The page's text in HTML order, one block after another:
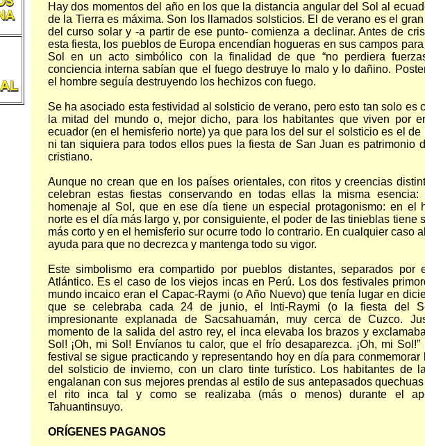
Hay dos momentos del año en los que la distancia angular del Sol al
de la Tierra es máxima. Son los llamados solsticios. El de verano es el
del curso solar y -a partir de ese punto- comienza a declinar. Antes de
esta fiesta, los pueblos de Europa encendían hogueras en sus campos para
Sol en un acto simbólico con la finalidad de que “no perdiera
conciencia interna sabían que el fuego destruye lo malo y lo dañino.
el hombre seguía destruyendo los hechizos con fuego.
Se ha asociado esta festividad al solsticio de verano, pero esto tan solo es
la mitad del mundo o, mejor dicho, para los habitantes que viven por
ecuador (en el hemisferio norte) ya que para los del sur el solsticio es el de
ni tan siquiera para todos ellos pues la fiesta de San Juan es patrimonio
cristiano.
Aunque no crean que en los países orientales, con ritos y creencias
celebran estas fiestas conservando en todas ellas la misma esencia:
homenaje al Sol, que en ese día tiene un especial protagonismo: en el
norte es el día más largo y, por consiguiente, el poder de las tinieblas tiene
más corto y en el hemisferio sur ocurre todo lo contrario. En cualquier caso
ayuda para que no decrezca y mantenga todo su vigor.
Este simbolismo era compartido por pueblos distantes, separados por
Atlántico. Es el caso de los viejos incas en Perú. Los dos festivales
mundo incaico eran el Capac-Raymi (o Año Nuevo) que tenía lugar en
que se celebraba cada 24 de junio, el Inti-Raymi (o la fiesta del
impresionante explanada de Sacsahuamán, muy cerca de Cuzco.
momento de la salida del astro rey, el inca elevaba los brazos y
Sol! ¡Oh, mi Sol! Envíanos tu calor, que el frío desaparezca. ¡Oh, mi Sol!”
festival se sigue practicando y representando hoy en día para conmemorar
del solsticio de invierno, con un claro tinte turístico. Los habitantes de
engalanan con sus mejores prendas al estilo de sus antepasados
el rito inca tal y como se realizaba (más o menos) durante el
Tahuantinsuyo.
ORÍGENES PAGANOS